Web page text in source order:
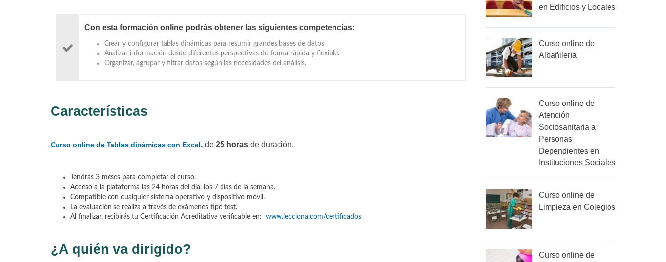
Con esta formación online podrás obtener las siguientes competencias:
Crear y configurar tablas dinámicas para resumir grandes bases de datos.
Analizar información desde diferentes perspectivas de forma rápida y flexible.
Organizar, agrupar y filtrar datos según las necesidades del análisis.
Características
Curso online de Tablas dinámicas con Excel, de 25 horas de duración.
Tendrás 3 meses para completar el curso.
Acceso a la plataforma las 24 horas del día, los 7 días de la semana.
Compatible con cualquier sistema operativo y dispositivo móvil.
La evaluación se realiza a través de exámenes tipo test.
Al finalizar, recibirás tu Certificación Acreditativa verificable en: www.lecciona.com/certificados
¿A quién va dirigido?
en Edificios y Locales
Curso online de
Albañilería
Curso online de
Atención
Sociosanitaria a
Personas
Dependientes en
Instituciones Sociales
Curso online de
Limpieza en Colegios
Curso online de